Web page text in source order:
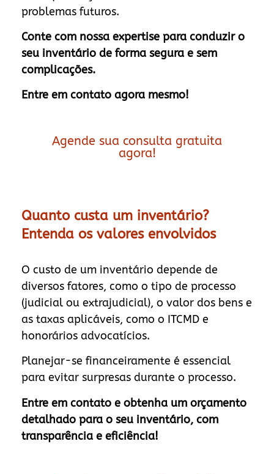
problemas futuros.
Conte com nossa expertise para conduzir o
seu inventário de forma segura e sem
complicações.
Entre em contato agora mesmo!
Agende sua consulta gratuita
agora!
Quanto custa um inventário?
Entenda os valores envolvidos
O custo de um inventário depende de
diversos fatores, como o tipo de processo
(judicial ou extrajudicial), o valor dos bens e
as taxas aplicáveis, como o ITCMD e
honorários advocatícios.
Planejar-se financeiramente é essencial
para evitar surpresas durante o processo.
Entre em contato e obtenha um orçamento
detalhado para o seu inventário, com
transparência e eficiência!